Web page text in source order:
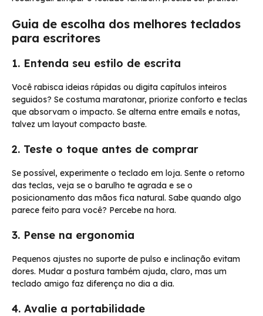
Guia de escolha dos melhores teclados
para escritores
1. Entenda seu estilo de escrita
Você rabisca ideias rápidas ou digita capítulos inteiros
seguidos? Se costuma maratonar, priorize conforto e teclas
que absorvam o impacto. Se alterna entre emails e notas,
talvez um layout compacto baste.
2. Teste o toque antes de comprar
Se possível, experimente o teclado em loja. Sente o retorno
das teclas, veja se o barulho te agrada e se o
posicionamento das mãos fica natural. Sabe quando algo
parece feito para você? Percebe na hora.
3. Pense na ergonomia
Pequenos ajustes no suporte de pulso e inclinação evitam
dores. Mudar a postura também ajuda, claro, mas um
teclado amigo faz diferença no dia a dia.
4. Avalie a portabilidade